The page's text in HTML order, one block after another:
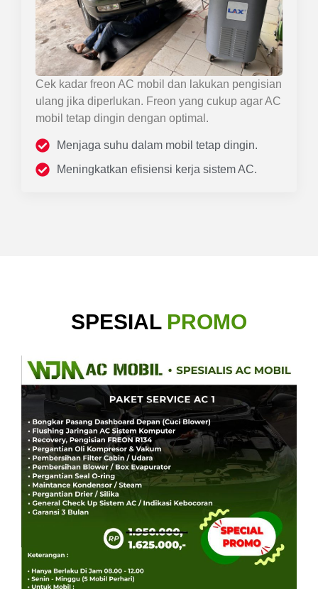
Cek kadar freon AC mobil dan lakukan pengisian
ulang jika diperlukan. Freon yang cukup agar AC
mobil tetap dingin dengan optimal.
Menjaga suhu dalam mobil tetap dingin.
Meningkatkan efisiensi kerja sistem AC.
SPESIAL PROMO